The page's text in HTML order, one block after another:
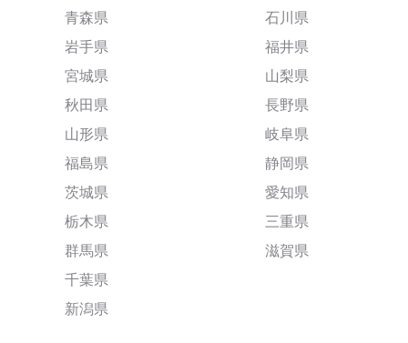
青森県
岩手県
宮城県
秋田県
山形県
福島県
茨城県
栃木県
群馬県
千葉県
新潟県
石川県
福井県
山梨県
長野県
岐阜県
静岡県
愛知県
三重県
滋賀県